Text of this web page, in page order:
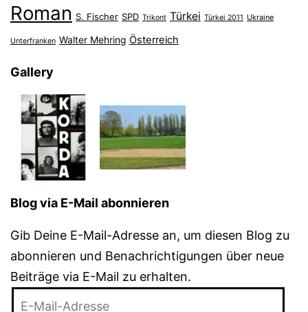
Roman S. Fischer SPD Trikont Türkei Türkei 2011 Ukraine
Unterfranken Walter Mehring Österreich
Gallery
Blog via E-Mail abonnieren
Gib Deine E-Mail-Adresse an, um diesen Blog zu
abonnieren und Benachrichtigungen über neue
Beiträge via E-Mail zu erhalten.